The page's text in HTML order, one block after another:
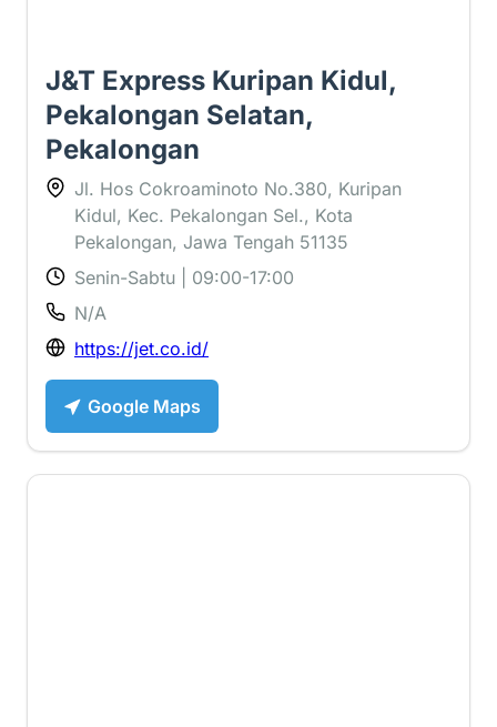
J&T Express Kuripan Kidul,
Pekalongan Selatan,
Pekalongan
Jl. Hos Cokroaminoto No.380, Kuripan
Kidul, Kec. Pekalongan Sel., Kota
Pekalongan, Jawa Tengah 51135
Senin-Sabtu | 09:00-17:00
N/A
https://jet.co.id/
Google Maps